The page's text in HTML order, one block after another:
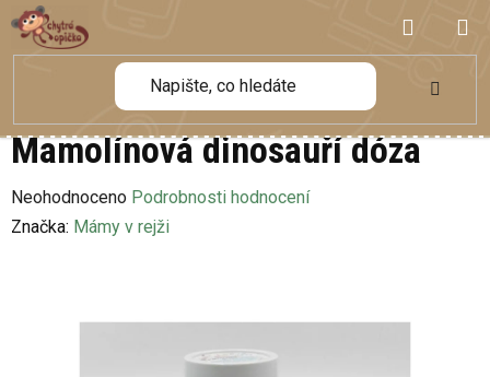
Přejít
na
obsah
KOŠÍK
Mamolínová dinosauří dóza
Průměrné
hodnocení
Neohodnoceno Podrobnosti hodnocení
Značka: Mámy v rejži